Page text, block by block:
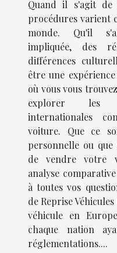
Quand il s'agit de
procédures varient
monde. Qu'il
impliquée, des
différences
être une
où vous vous
explorer les
internationales
voiture. Que ce
personnelle ou que
de vendre votre
analyse
à toutes vos
de Reprise
véhicule en
chaque nation
réglementations....